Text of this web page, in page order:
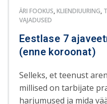
ÄRI FOOKUS,KLIENDIUURING,
VAJADUSED
Eestlase 7
(enne koroonat)
Selleks, et teenust
millised on tarbijate
harjumused ja mida